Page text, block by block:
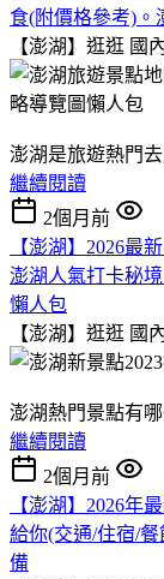
食(附價格參考)。
【澎湖】逛逛 國
澎湖是旅遊熱門
繼續閱讀
2個月前
【澎湖】2026最
澎湖人氣打卡秘
懶人包
【澎湖】逛逛 國
澎湖熱門景點有
繼續閱讀
2個月前
【澎湖】2026年
給你(交通/住宿/
備